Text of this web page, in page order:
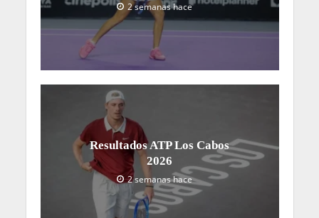
2 semanas hace
Resultados ATP Los Cabos
2026
2 semanas hace